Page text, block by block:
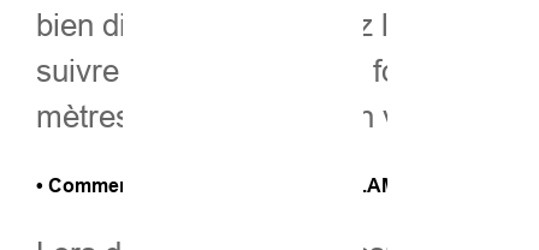
bien distincts. Maintenez l'appareil
suivre une trajectoire en forme de L
mètres, puis effectuer un virage à
• Comment garantir la stabilité de SLAM-Fix dans les